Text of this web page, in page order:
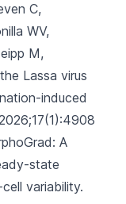
C,
WV,
M,
Lassa virus
induced
A
state
variability.